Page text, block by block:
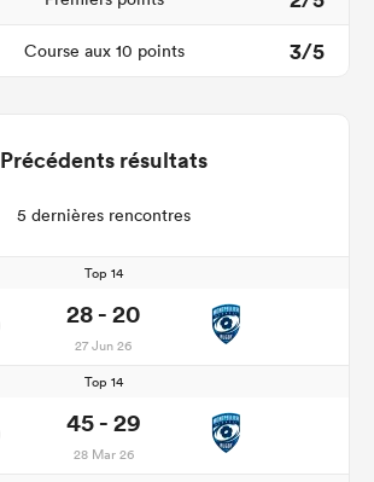
Course aux 10 points 3/5
Précédents résultats
5 dernières rencontres
Top 14
28 - 20
27 Jun 26
Top 14
45 - 29
28 Mar 26